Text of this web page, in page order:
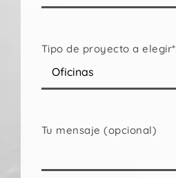
Tipo de proyecto a elegir*
Tu mensaje (opcional)